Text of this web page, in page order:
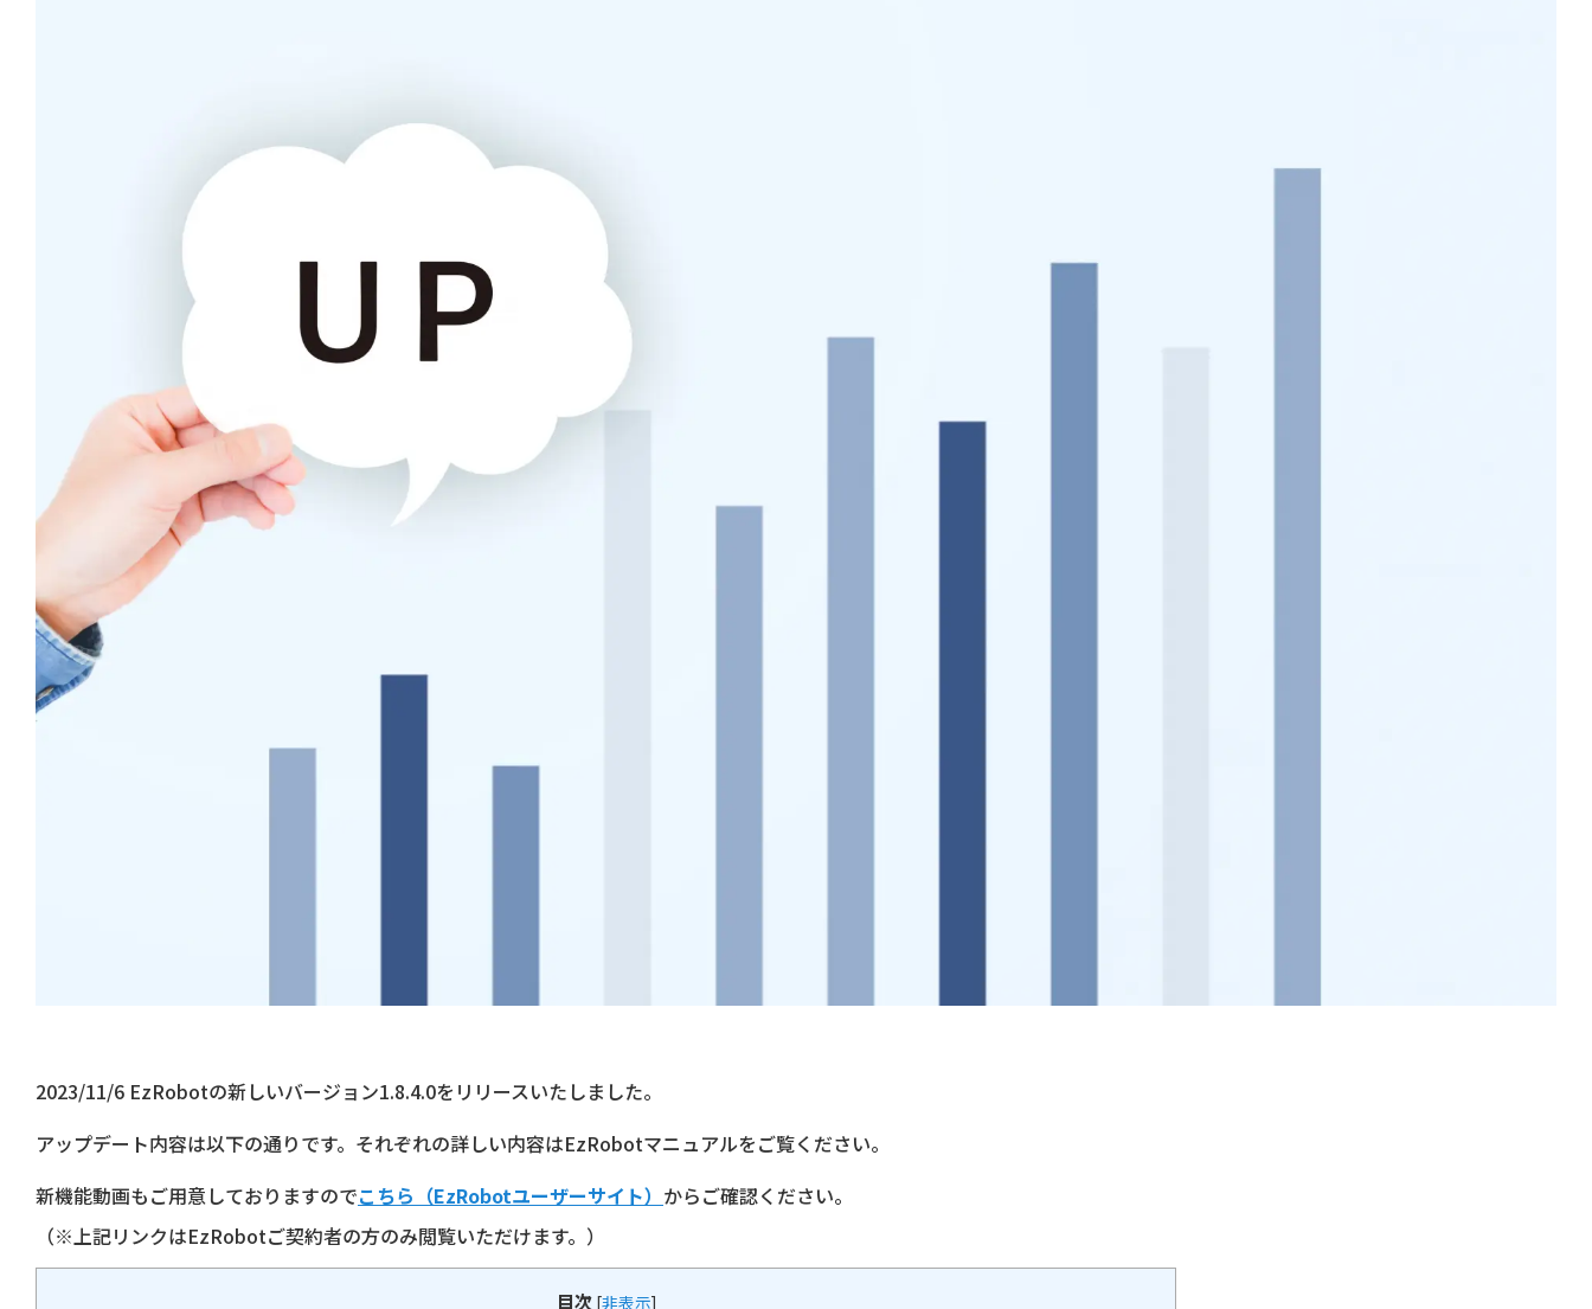
2023/11/6 EzRobotの新しいバージョン1.8.4.0をリリースいたしました。
アップデート内容は以下の通りです。それぞれの詳しい内容はEzRobotマニュアルをご覧ください。
新機能動画もご用意しておりますのでこちら（EzRobotユーザーサイト） からご確認ください。
（※上記リンクはEzRobotご契約者の方のみ閲覧いただけます。）
目次 [非表示]